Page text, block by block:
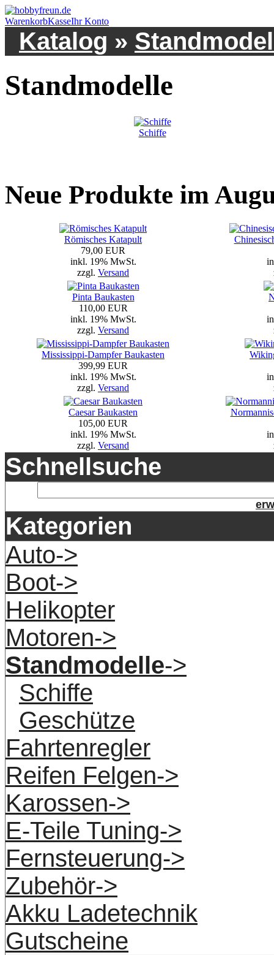
WarenkorbKasseIhr Konto
Katalog »
Standmodelle
Schiffe
Neue Produkte im
Römisches Katapult
79,00 EUR
inkl. 19% MwSt.
zzgl. Versand
Pinta Baukasten
110,00 EUR
inkl. 19% MwSt.
zzgl. Versand
Mississippi-Dampfer Baukasten
399,99 EUR
inkl. 19% MwSt.
zzgl. Versand
Caesar Baukasten
105,00 EUR
inkl. 19% MwSt.
zzgl. Versand
Schnellsuche
Kategorien
Auto->
Boot->
Helikopter
Motoren->
Standmodelle->
Schiffe
Geschütze
Fahrtenregler
Reifen Felgen->
Karossen->
E-Teile Tuning->
Fernsteuerung->
Zubehör->
Akku Ladetechnik
Gutscheine